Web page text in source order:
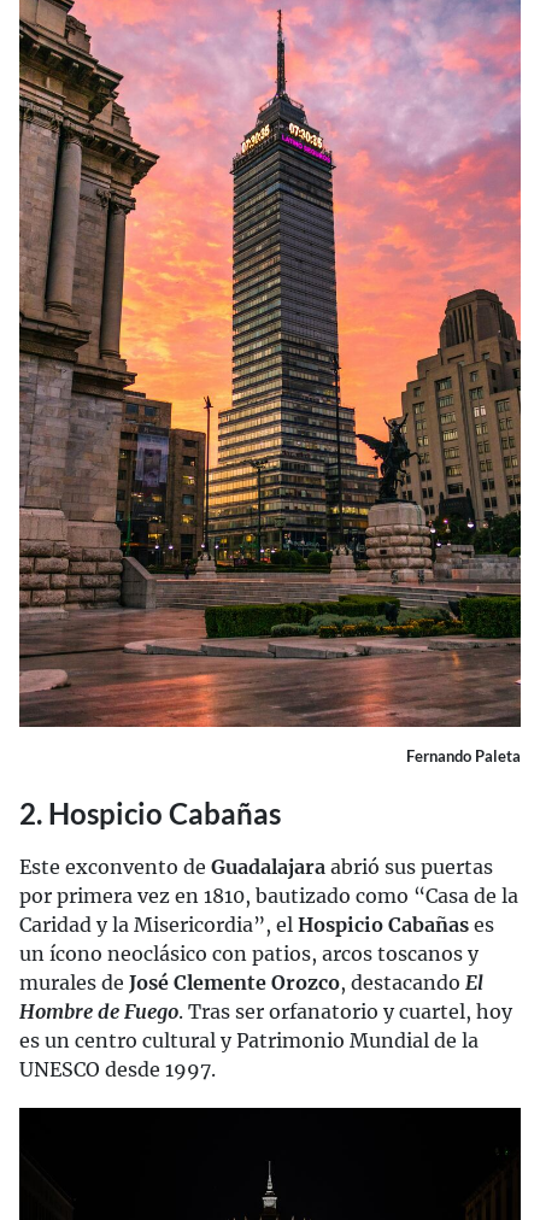
Fernando Paleta
2. Hospicio Cabañas
Este exconvento de Guadalajara abrió sus puertas
por primera vez en 1810, bautizado como “Casa de la
Caridad y la Misericordia”, el Hospicio Cabañas es
un ícono neoclásico con patios, arcos toscanos y
murales de José Clemente Orozco, destacando El
Hombre de Fuego. Tras ser orfanatorio y cuartel, hoy
es un centro cultural y Patrimonio Mundial de la
UNESCO desde 1997.